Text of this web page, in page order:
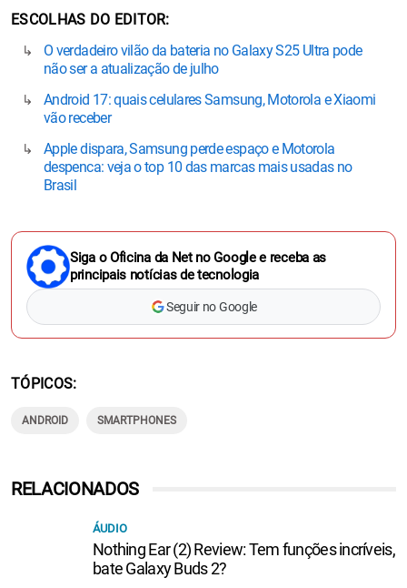
ESCOLHAS DO EDITOR
O verdadeiro vilão da bateria no Galaxy S25 Ultra pode
não ser a atualização de julho
Android 17: quais celulares Samsung, Motorola e Xiaomi
vão receber
Apple dispara, Samsung perde espaço e Motorola
despenca: veja o top 10 das marcas mais usadas no
Brasil
Siga o Oficina da Net no Google e receba as
principais notícias de tecnologia
Seguir no Google
TÓPICOS
ANDROID SMARTPHONES
RELACIONADOS
ÁUDIO
Nothing Ear (2) Review: Tem funções incríveis,
bate Galaxy Buds 2?